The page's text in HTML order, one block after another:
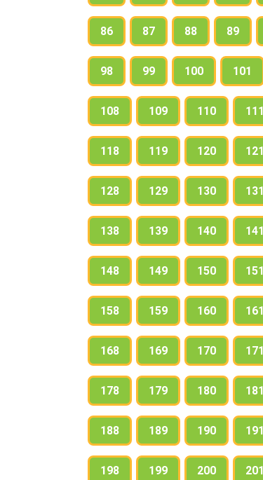
86 87 88 89
98 99 100 101
108 109 110 111
118 119 120 121
128 129 130 131
138 139 140 141
148 149 150 151
158 159 160 161
168 169 170 171
178 179 180 181
188 189 190 191
198 199 200 201